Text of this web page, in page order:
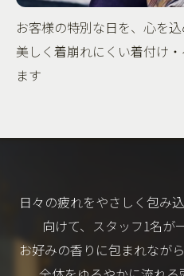
お客様の特別な日を、心を
美しく着崩れにくい着付け
ます
日々の疲れをやさしく包み
向けて、スタッフ1名が
お好みの香りに包まれなが